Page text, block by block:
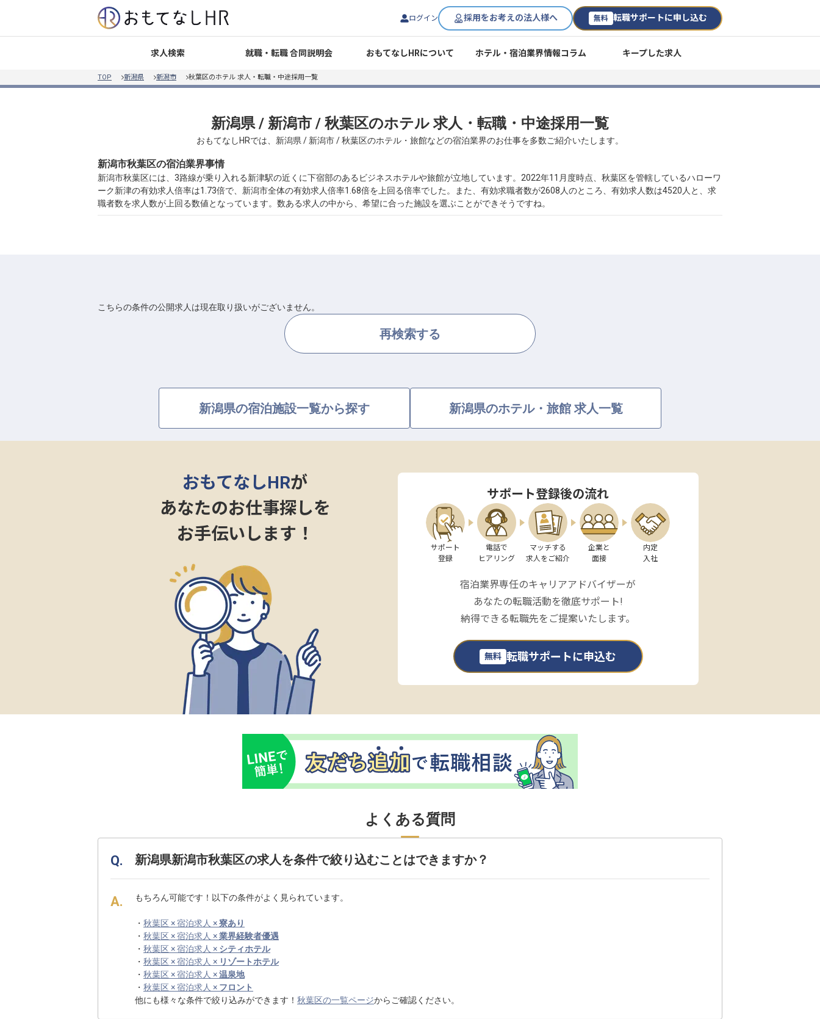
ログイン 採用をお考えの法人様へ 無料 転職サポートに申し込む
求人検索 就職・転職 合同説明会 おもてなしHRについて ホテル・宿泊業界情報コラム キープした求人
TOP 新潟県 新潟市 秋葉区のホテル 求人・転職・中途採用一覧
新潟県 / 新潟市 / 秋葉区のホテル 求人・転職・中途採用一覧
おもてなしHRでは、新潟県 / 新潟市 / 秋葉区のホテル・旅館などの宿泊業界のお仕事を多数ご紹介いたします。
新潟市秋葉区の宿泊業界事情
新潟市秋葉区には、3路線が乗り入れる新津駅の近くに下宿部のあるビジネスホテルや旅館が立地しています。2022年11月度時点、秋葉区を管轄しているハローワ
ーク新津の有効求人倍率は1.73倍で、新潟市全体の有効求人倍率1.68倍を上回る倍率でした。また、有効求職者数が2608人のところ、有効求人数は4520人と、求
職者数を求人数が上回る数値となっています。数ある求人の中から、希望に合った施設を選ぶことができそうですね。
こちらの条件の公開求人は現在取り扱いがございません。
再検索する
新潟県の宿泊施設一覧から探す 新潟県のホテル・旅館 求人一覧
おもてなしHRが
あなたのお仕事探しを
お手伝いします！
サポート登録後の流れ
サポート
登録
電話で
ヒアリング
マッチする
求人をご紹介
企業と
面接
内定
入社
宿泊業界専任のキャリアアドバイザーが
あなたの転職活動を徹底サポート!
納得できる転職先をご提案いたします。
無料 転職サポートに申込む
よくある質問
新潟県新潟市秋葉区の求人を条件で絞り込むことはできますか？
もちろん可能です！以下の条件がよく見られています。
・ 秋葉区 × 宿泊求人 ×寮あり
・ 秋葉区 × 宿泊求人 ×業界経験者優遇
・ 秋葉区 × 宿泊求人 × シティホテル
・ 秋葉区 × 宿泊求人 × リゾートホテル
・ 秋葉区 × 宿泊求人 ×温泉地
・ 秋葉区 × 宿泊求人 × フロント
他にも様々な条件で絞り込みができます！ 秋葉区の一覧ページからご確認ください。